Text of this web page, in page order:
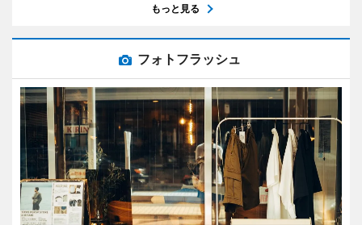
もっと見る
フォトフラッシュ